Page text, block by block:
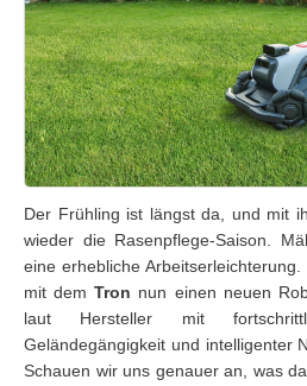
Der Frühling ist längst da, und mit
wieder die Rasenpflege-Saison.
eine erhebliche
mit demTron nun einen neuen
laut Hersteller mit
Geländegängigkeit und intelligenter
Schauen wir uns genauer an, was